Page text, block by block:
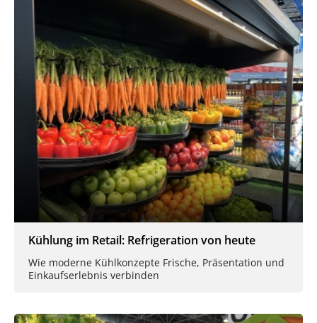
Kühlung im Retail: Refrigeration von heute
Wie moderne Kühlkonzepte Frische, Präsentation und
Einkaufserlebnis verbinden